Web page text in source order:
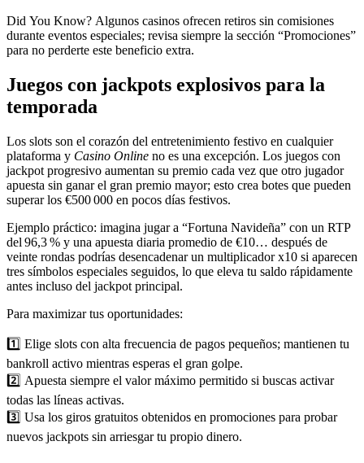
Did You Know? Algunos casinos ofrecen retiros sin comisiones
durante eventos especiales; revisa siempre la sección “Promociones”
para no perderte este beneficio extra.
Juegos con jackpots explosivos para la
temporada
Los slots son el corazón del entretenimiento festivo en cualquier
plataforma y Casino Online no es una excepción. Los juegos con
jackpot progresivo aumentan su premio cada vez que otro jugador
apuesta sin ganar el gran premio mayor; esto crea botes que pueden
superar los €500 000 en pocos días festivos.
Ejemplo práctico: imagina jugar a “Fortuna Navideña” con un RTP
del 96,3 % y una apuesta diaria promedio de €10… después de
veinte rondas podrías desencadenar un multiplicador x10 si aparecen
tres símbolos especiales seguidos, lo que eleva tu saldo rápidamente
antes incluso del jackpot principal.
Para maximizar tus oportunidades:
1️⃣ Elige slots con alta frecuencia de pagos pequeños; mantienen tu
bankroll activo mientras esperas el gran golpe.
2️⃣ Apuesta siempre el valor máximo permitido si buscas activar
todas las líneas activas.
3️⃣ Usa los giros gratuitos obtenidos en promociones para probar
nuevos jackpots sin arriesgar tu propio dinero.